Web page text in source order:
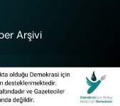
Arşivi